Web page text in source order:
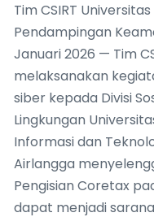
Tim CSIRT
Pendampingan
Januari 2026 — Tim
melaksanakan
siber kepada Divisi
Lingkungan
Informasi dan
Airlangga
Pengisian Coretax
dapat menjadi